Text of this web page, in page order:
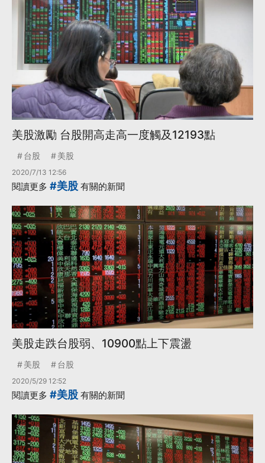
美股激勵 台股開高走高一度觸及12193點
台股 美股
2020/7/13 12:56
閱讀更多 #美股 有關的新聞
美股走跌台股弱、10900點上下震盪
美股 台股
2020/5/29 12:52
閱讀更多 #美股 有關的新聞